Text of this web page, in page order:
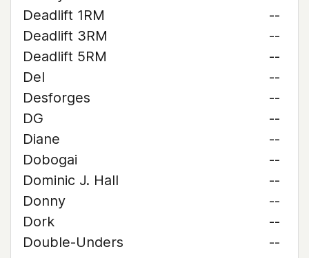
Deadlift 1RM
--
Deadlift 3RM
--
Deadlift 5RM
--
Del
--
Desforges
--
DG
--
Diane
--
Dobogai
--
Dominic J. Hall
--
Donny
--
Dork
--
Double-Unders
--